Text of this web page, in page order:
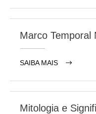
Marco Temporal
SAIBA MAIS
Mitologia e